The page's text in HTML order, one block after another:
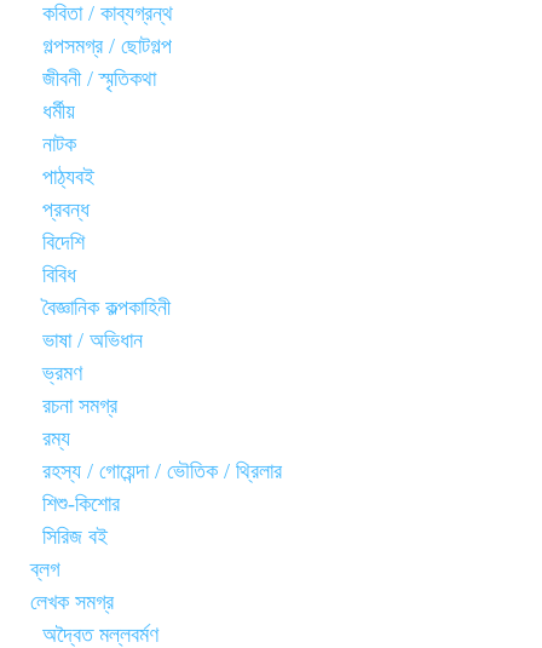
কবিতা / কাব্যগ্রন্থ
গল্পসমগ্র / ছোটগল্প
জীবনী / স্মৃতিকথা
ধর্মীয়
নাটক
পাঠ্যবই
প্রবন্ধ
বিদেশি
বিবিধ
বৈজ্ঞানিক কল্পকাহিনী
ভাষা / অভিধান
ভ্রমণ
রচনা সমগ্র
রম্য
রহস্য / গোয়েন্দা / ভৌতিক / থ্রিলার
শিশু-কিশোর
সিরিজ বই
ব্লগ
লেখক সমগ্র
অদ্বৈত মল্লবর্মণ